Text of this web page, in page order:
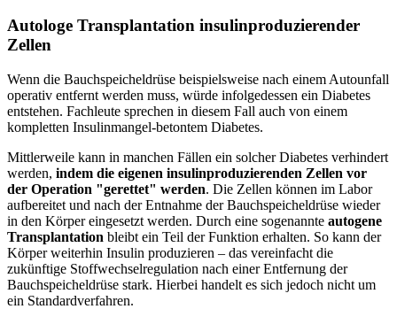
Autologe Transplantation insulinproduzierender
Zellen
Wenn die Bauchspeicheldrüse beispielsweise nach einem Autounfall
operativ entfernt werden muss, würde infolgedessen ein Diabetes
entstehen. Fachleute sprechen in diesem Fall auch von einem
kompletten Insulinmangel-betontem Diabetes.
Mittlerweile kann in manchen Fällen ein solcher Diabetes verhindert
werden, indem die eigenen insulinproduzierenden Zellen vor
der Operation "gerettet" werden. Die Zellen können im Labor
aufbereitet und nach der Entnahme der Bauchspeicheldrüse wieder
in den Körper eingesetzt werden. Durch eine sogenannte autogene
Transplantation bleibt ein Teil der Funktion erhalten. So kann der
Körper weiterhin Insulin produzieren – das vereinfacht die
zukünftige Stoffwechselregulation nach einer Entfernung der
Bauchspeicheldrüse stark. Hierbei handelt es sich jedoch nicht um
ein Standardverfahren.